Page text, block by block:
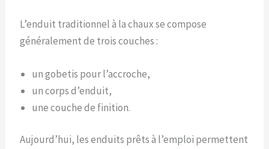
L’enduit traditionnel à la chaux se compose
généralement de trois couches :
un gobetis pour l’accroche,
un corps d’enduit,
une couche de finition.
Aujourd’hui, les enduits prêts à l’emploi permettent